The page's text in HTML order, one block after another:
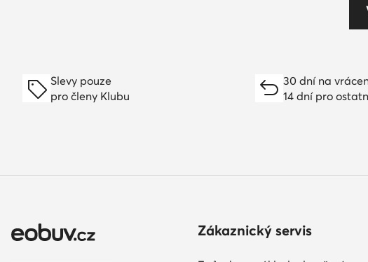
Slevy pouze
pro členy Klubu
30 dní na
14 dní pro
Zákaznický servis